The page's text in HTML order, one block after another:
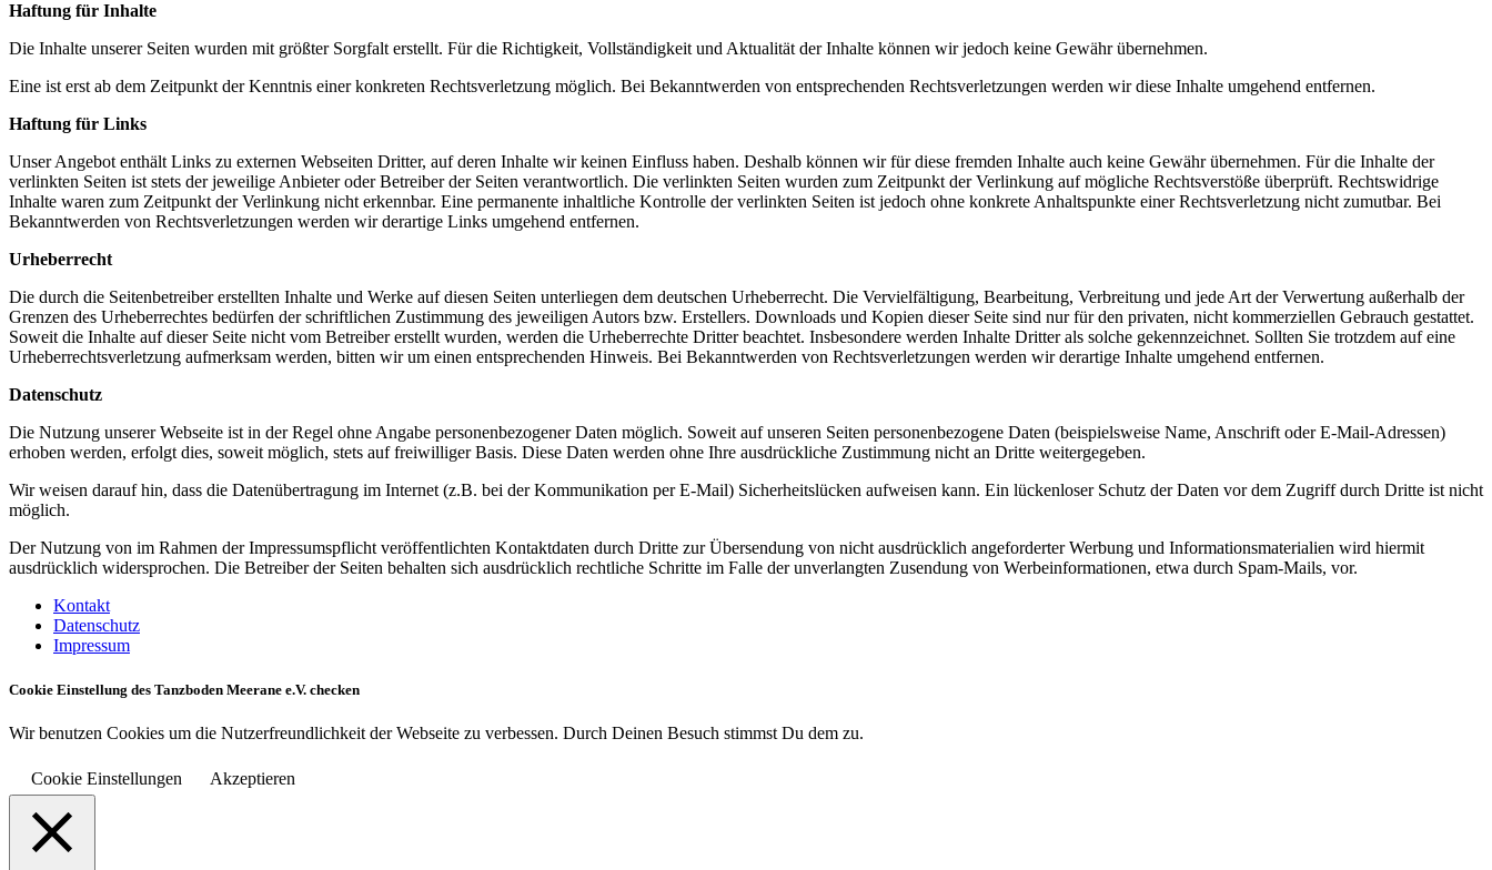
Haftung für Inhalte
Die Inhalte unserer Seiten wurden mit größter Sorgfalt erstellt. Für die Richtigkeit, Vollständigkeit und Aktualität der Inhalte können wir jedoch keine Gewähr übernehmen.
Eine ist erst ab dem Zeitpunkt der Kenntnis einer konkreten Rechtsverletzung möglich. Bei Bekanntwerden von entsprechenden Rechtsverletzungen werden wir diese Inhalte umgehend entfernen.
Haftung für Links
Unser Angebot enthält Links zu externen Webseiten Dritter, auf deren Inhalte wir keinen Einfluss haben. Deshalb können wir für diese fremden Inhalte auch keine Gewähr übernehmen. Für die Inhalte der
verlinkten Seiten ist stets der jeweilige Anbieter oder Betreiber der Seiten verantwortlich. Die verlinkten Seiten wurden zum Zeitpunkt der Verlinkung auf mögliche Rechtsverstöße überprüft. Rechtswidrige
Inhalte waren zum Zeitpunkt der Verlinkung nicht erkennbar. Eine permanente inhaltliche Kontrolle der verlinkten Seiten ist jedoch ohne konkrete Anhaltspunkte einer Rechtsverletzung nicht zumutbar. Bei
Bekanntwerden von Rechtsverletzungen werden wir derartige Links umgehend entfernen.
Urheberrecht
Die durch die Seitenbetreiber erstellten Inhalte und Werke auf diesen Seiten unterliegen dem deutschen Urheberrecht. Die Vervielfältigung, Bearbeitung, Verbreitung und jede Art der Verwertung außerhalb der
Grenzen des Urheberrechtes bedürfen der schriftlichen Zustimmung des jeweiligen Autors bzw. Erstellers. Downloads und Kopien dieser Seite sind nur für den privaten, nicht kommerziellen Gebrauch gestattet.
Soweit die Inhalte auf dieser Seite nicht vom Betreiber erstellt wurden, werden die Urheberrechte Dritter beachtet. Insbesondere werden Inhalte Dritter als solche gekennzeichnet. Sollten Sie trotzdem auf eine
Urheberrechtsverletzung aufmerksam werden, bitten wir um einen entsprechenden Hinweis. Bei Bekanntwerden von Rechtsverletzungen werden wir derartige Inhalte umgehend entfernen.
Datenschutz
Die Nutzung unserer Webseite ist in der Regel ohne Angabe personenbezogener Daten möglich. Soweit auf unseren Seiten personenbezogene Daten (beispielsweise Name, Anschrift oder E-Mail-Adressen)
erhoben werden, erfolgt dies, soweit möglich, stets auf freiwilliger Basis. Diese Daten werden ohne Ihre ausdrückliche Zustimmung nicht an Dritte weitergegeben.
Wir weisen darauf hin, dass die Datenübertragung im Internet (z.B. bei der Kommunikation per E-Mail) Sicherheitslücken aufweisen kann. Ein lückenloser Schutz der Daten vor dem Zugriff durch Dritte ist nicht
möglich.
Der Nutzung von im Rahmen der Impressumspflicht veröffentlichten Kontaktdaten durch Dritte zur Übersendung von nicht ausdrücklich angeforderter Werbung und Informationsmaterialien wird hiermit
ausdrücklich widersprochen. Die Betreiber der Seiten behalten sich ausdrücklich rechtliche Schritte im Falle der unverlangten Zusendung von Werbeinformationen, etwa durch Spam-Mails, vor.
Kontakt
Datenschutz
Impressum
Cookie Einstellung des Tanzboden Meerane e.V. checken
Wir benutzen Cookies um die Nutzerfreundlichkeit der Webseite zu verbessen. Durch Deinen Besuch stimmst Du dem zu.
Cookie Einstellungen Akzeptieren